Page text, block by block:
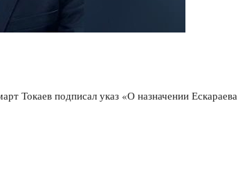
Токаев подписал указ «О назначении Ескараева